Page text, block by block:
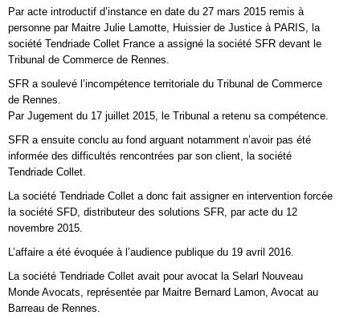
Par acte introductif d’instance en date du 27 mars 2015 remis à
personne par Maitre Julie Lamotte, Huissier de Justice à PARIS, la
société Tendriade Collet France a assigné la société SFR devant le
Tribunal de Commerce de Rennes.
SFR a soulevé l’incompétence territoriale du Tribunal de Commerce
de Rennes.
Par Jugement du 17 juillet 2015, le Tribunal a retenu sa compétence.
SFR a ensuite conclu au fond arguant notamment n’avoir pas été
informée des difficultés rencontrées par son client, la société
Tendriade Collet.
La société Tendriade Collet a donc fait assigner en intervention forcée
la société SFD, distributeur des solutions SFR, par acte du 12
novembre 2015.
L’affaire a été évoquée à l’audience publique du 19 avril 2016.
La société Tendriade Collet avait pour avocat la Selarl Nouveau
Monde Avocats, représentée par Maitre Bernard Lamon, Avocat au
Barreau de Rennes.